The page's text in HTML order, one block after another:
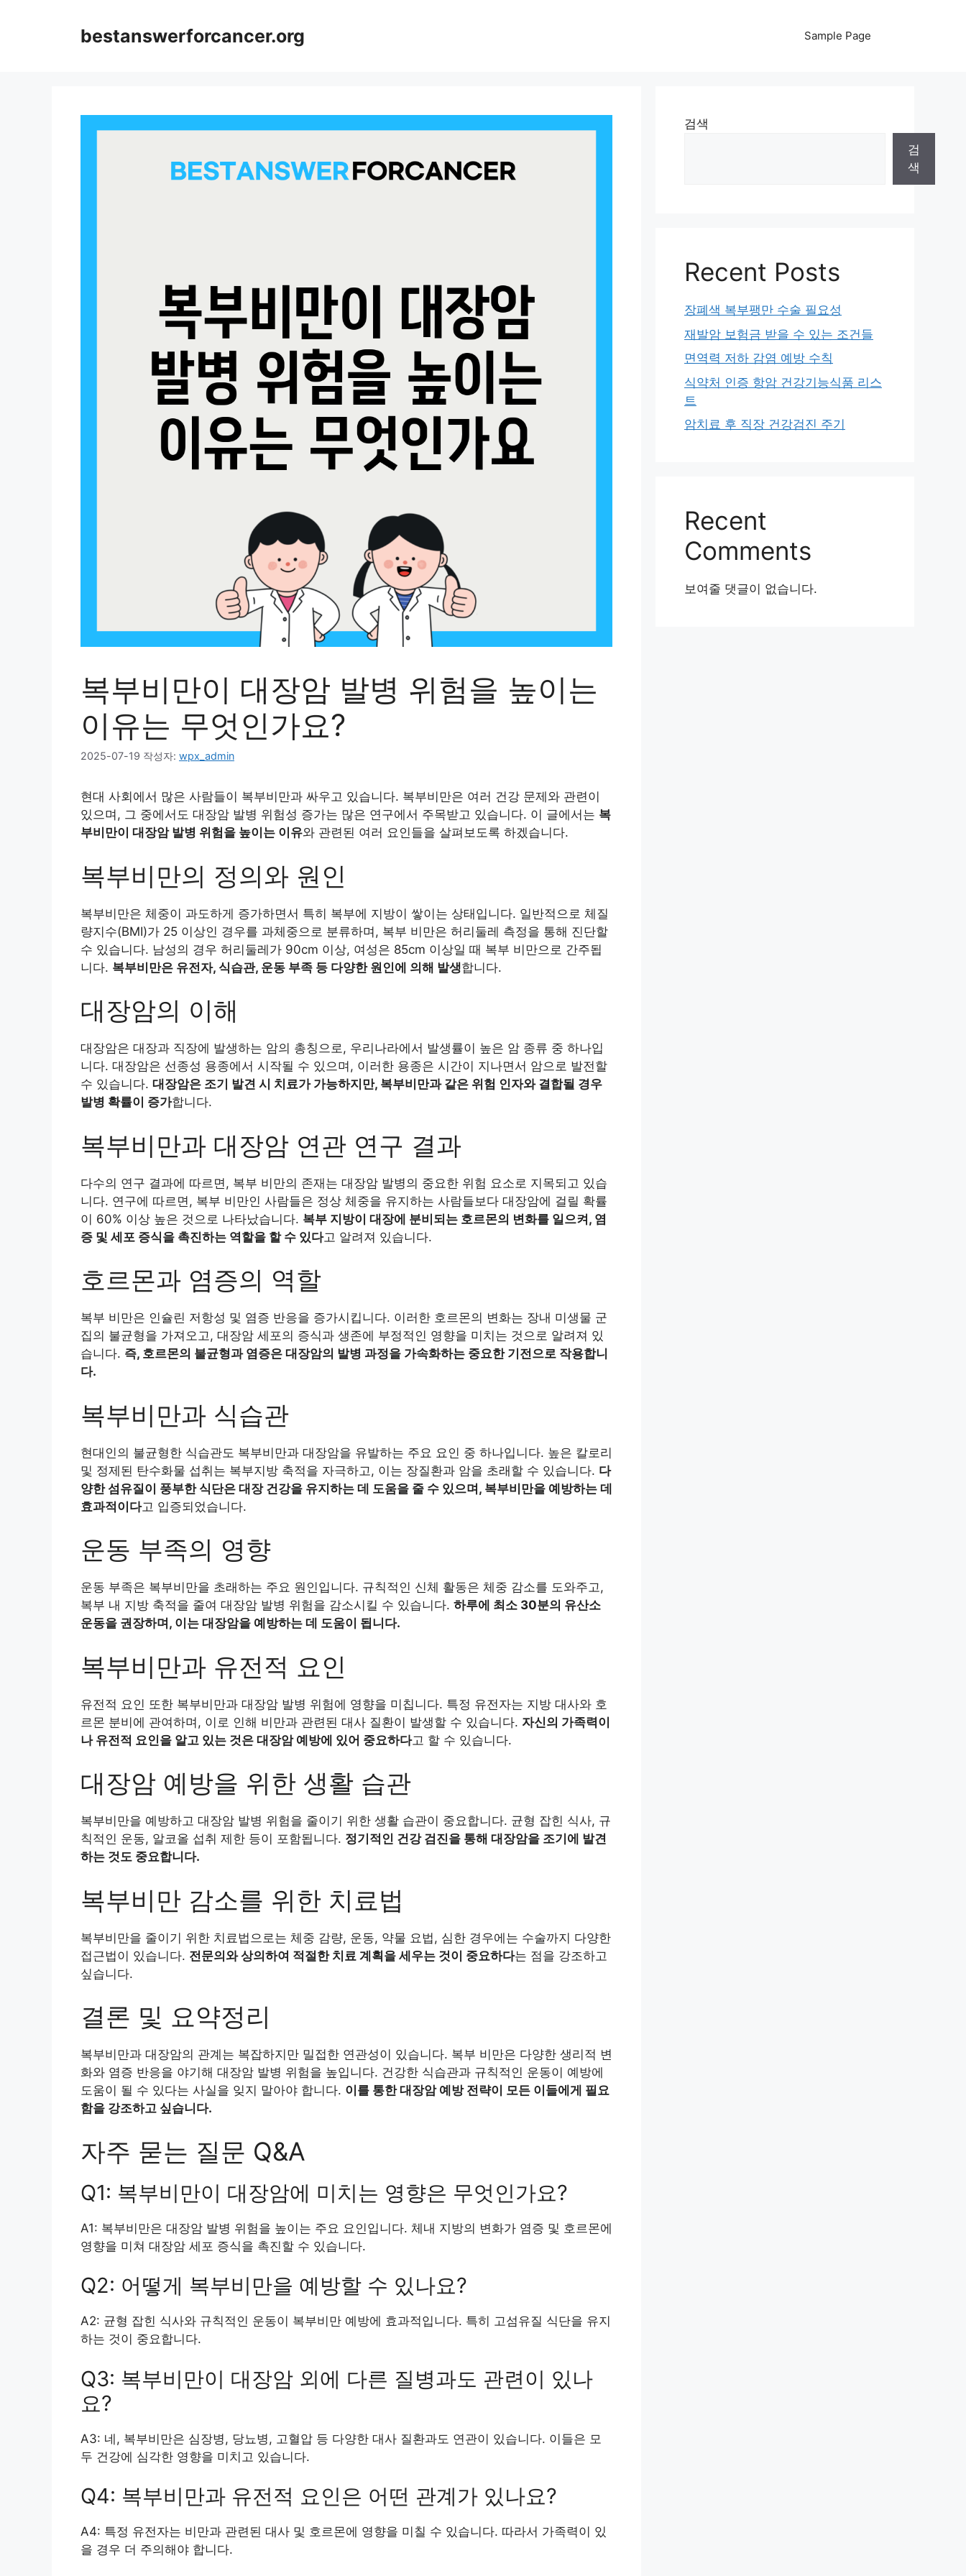
bestanswerforcancer.org Sample Page
복부비만이 대장암 발병 위험을 높이는
이유는 무엇인가요?
2025-07-19 작성자: wpx_admin
현대 사회에서 많은 사람들이 복부비만과 싸우고 있습니다. 복부비만은 여러 건강 문제와 관련이
있으며, 그 중에서도 대장암 발병 위험성 증가는 많은 연구에서 주목받고 있습니다. 이 글에서는 복
부비만이 대장암 발병 위험을 높이는 이유와 관련된 여러 요인들을 살펴보도록 하겠습니다.
복부비만의 정의와 원인
복부비만은 체중이 과도하게 증가하면서 특히 복부에 지방이 쌓이는 상태입니다. 일반적으로 체질
량지수(BMI)가 25 이상인 경우를 과체중으로 분류하며, 복부 비만은 허리둘레 측정을 통해 진단할
수 있습니다. 남성의 경우 허리둘레가 90cm 이상, 여성은 85cm 이상일 때 복부 비만으로 간주됩
니다. 복부비만은 유전자, 식습관, 운동 부족 등 다양한 원인에 의해 발생합니다.
대장암의 이해
대장암은 대장과 직장에 발생하는 암의 총칭으로, 우리나라에서 발생률이 높은 암 종류 중 하나입
니다. 대장암은 선종성 용종에서 시작될 수 있으며, 이러한 용종은 시간이 지나면서 암으로 발전할
수 있습니다. 대장암은 조기 발견 시 치료가 가능하지만, 복부비만과 같은 위험 인자와 결합될 경우
발병 확률이 증가합니다.
복부비만과 대장암 연관 연구 결과
다수의 연구 결과에 따르면, 복부 비만의 존재는 대장암 발병의 중요한 위험 요소로 지목되고 있습
니다. 연구에 따르면, 복부 비만인 사람들은 정상 체중을 유지하는 사람들보다 대장암에 걸릴 확률
이 60% 이상 높은 것으로 나타났습니다. 복부 지방이 대장에 분비되는 호르몬의 변화를 일으켜, 염
증 및 세포 증식을 촉진하는 역할을 할 수 있다고 알려져 있습니다.
호르몬과 염증의 역할
복부 비만은 인슐린 저항성 및 염증 반응을 증가시킵니다. 이러한 호르몬의 변화는 장내 미생물 군
집의 불균형을 가져오고, 대장암 세포의 증식과 생존에 부정적인 영향을 미치는 것으로 알려져 있
습니다. 즉, 호르몬의 불균형과 염증은 대장암의 발병 과정을 가속화하는 중요한 기전으로 작용합니
다.
복부비만과 식습관
현대인의 불균형한 식습관도 복부비만과 대장암을 유발하는 주요 요인 중 하나입니다. 높은 칼로리
및 정제된 탄수화물 섭취는 복부지방 축적을 자극하고, 이는 장질환과 암을 초래할 수 있습니다. 다
양한 섬유질이 풍부한 식단은 대장 건강을 유지하는 데 도움을 줄 수 있으며, 복부비만을 예방하는 데
효과적이다고 입증되었습니다.
운동 부족의 영향
운동 부족은 복부비만을 초래하는 주요 원인입니다. 규칙적인 신체 활동은 체중 감소를 도와주고,
복부 내 지방 축적을 줄여 대장암 발병 위험을 감소시킬 수 있습니다. 하루에 최소 30분의 유산소
운동을 권장하며, 이는 대장암을 예방하는 데 도움이 됩니다.
복부비만과 유전적 요인
유전적 요인 또한 복부비만과 대장암 발병 위험에 영향을 미칩니다. 특정 유전자는 지방 대사와 호
르몬 분비에 관여하며, 이로 인해 비만과 관련된 대사 질환이 발생할 수 있습니다. 자신의 가족력이
나 유전적 요인을 알고 있는 것은 대장암 예방에 있어 중요하다고 할 수 있습니다.
대장암 예방을 위한 생활 습관
복부비만을 예방하고 대장암 발병 위험을 줄이기 위한 생활 습관이 중요합니다. 균형 잡힌 식사, 규
칙적인 운동, 알코올 섭취 제한 등이 포함됩니다. 정기적인 건강 검진을 통해 대장암을 조기에 발견
하는 것도 중요합니다.
복부비만 감소를 위한 치료법
복부비만을 줄이기 위한 치료법으로는 체중 감량, 운동, 약물 요법, 심한 경우에는 수술까지 다양한
접근법이 있습니다. 전문의와 상의하여 적절한 치료 계획을 세우는 것이 중요하다는 점을 강조하고
싶습니다.
결론 및 요약정리
복부비만과 대장암의 관계는 복잡하지만 밀접한 연관성이 있습니다. 복부 비만은 다양한 생리적 변
화와 염증 반응을 야기해 대장암 발병 위험을 높입니다. 건강한 식습관과 규칙적인 운동이 예방에
도움이 될 수 있다는 사실을 잊지 말아야 합니다. 이를 통한 대장암 예방 전략이 모든 이들에게 필요
함을 강조하고 싶습니다.
자주 묻는 질문 Q&A
Q1: 복부비만이 대장암에 미치는 영향은 무엇인가요?
A1: 복부비만은 대장암 발병 위험을 높이는 주요 요인입니다. 체내 지방의 변화가 염증 및 호르몬에
영향을 미쳐 대장암 세포 증식을 촉진할 수 있습니다.
Q2: 어떻게 복부비만을 예방할 수 있나요?
A2: 균형 잡힌 식사와 규칙적인 운동이 복부비만 예방에 효과적입니다. 특히 고섬유질 식단을 유지
하는 것이 중요합니다.
Q3: 복부비만이 대장암 외에 다른 질병과도 관련이 있나
요?
A3: 네, 복부비만은 심장병, 당뇨병, 고혈압 등 다양한 대사 질환과도 연관이 있습니다. 이들은 모
두 건강에 심각한 영향을 미치고 있습니다.
Q4: 복부비만과 유전적 요인은 어떤 관계가 있나요?
A4: 특정 유전자는 비만과 관련된 대사 및 호르몬에 영향을 미칠 수 있습니다. 따라서 가족력이 있
을 경우 더 주의해야 합니다.
검색
검
색
Recent Posts
장폐색 복부팽만 수술 필요성
재발암 보험금 받을 수 있는 조건들
면역력 저하 감염 예방 수칙
식약처 인증 항암 건강기능식품 리스
트
암치료 후 직장 건강검진 주기
Recent
Comments
보여줄 댓글이 없습니다.